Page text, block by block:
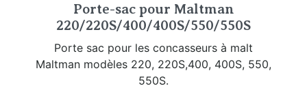
Porte-sac pour Maltman
220/220S/400/400S/550/550S
Porte sac pour les concasseurs à malt
Maltman modèles 220, 220S,400, 400S, 550,
550S.